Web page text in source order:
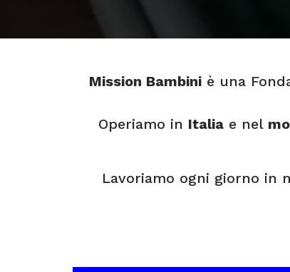
Mission Bambini è una
Operiamo in Italiae nel
Lavoriamo ogni giorno